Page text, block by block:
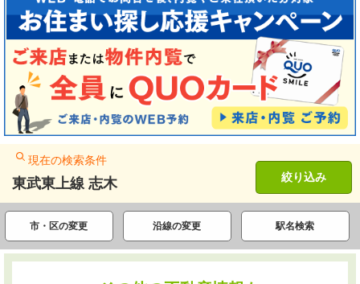
現在の検索条件
東武東上線 志木 絞り込み
市・区の変更 沿線の変更 駅名検索